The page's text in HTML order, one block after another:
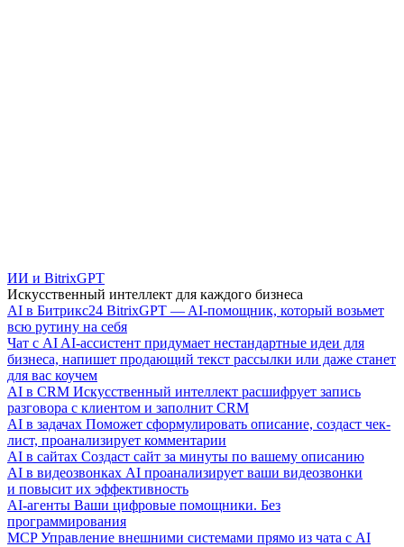
ИИ и BitrixGPT
Искусственный интеллект для каждого бизнеса
AI в Битрикс24 BitrixGPT — AI-помощник, который возьмет
всю рутину на себя
Чат с AI AI-ассистент придумает нестандартные идеи для
бизнеса, напишет продающий текст рассылки или даже станет
для вас коучем
AI в CRM Искусственный интеллект расшифрует запись
разговора с клиентом и заполнит CRM
AI в задачах Поможет сформулировать описание, создаст чек-
лист, проанализирует комментарии
AI в сайтах Создаст сайт за минуты по вашему описанию
AI в видеозвонках AI проанализирует ваши видеозвонки
и повысит их эффективность
AI-агенты Ваши цифровые помощники. Без
программирования
MCP Управление внешними системами прямо из чата с AI